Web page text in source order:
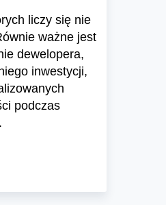
liczy się nie
ważne jest
dewelopera,
inwestycji,
podczas